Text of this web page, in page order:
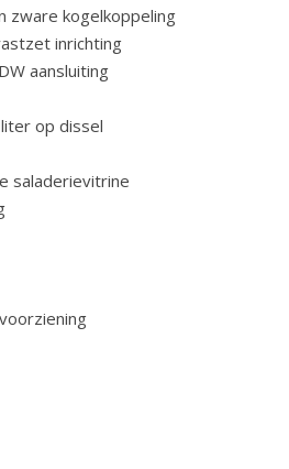
zware kogelkoppeling
inrichting
aansluiting
op dissel
saladerievitrine